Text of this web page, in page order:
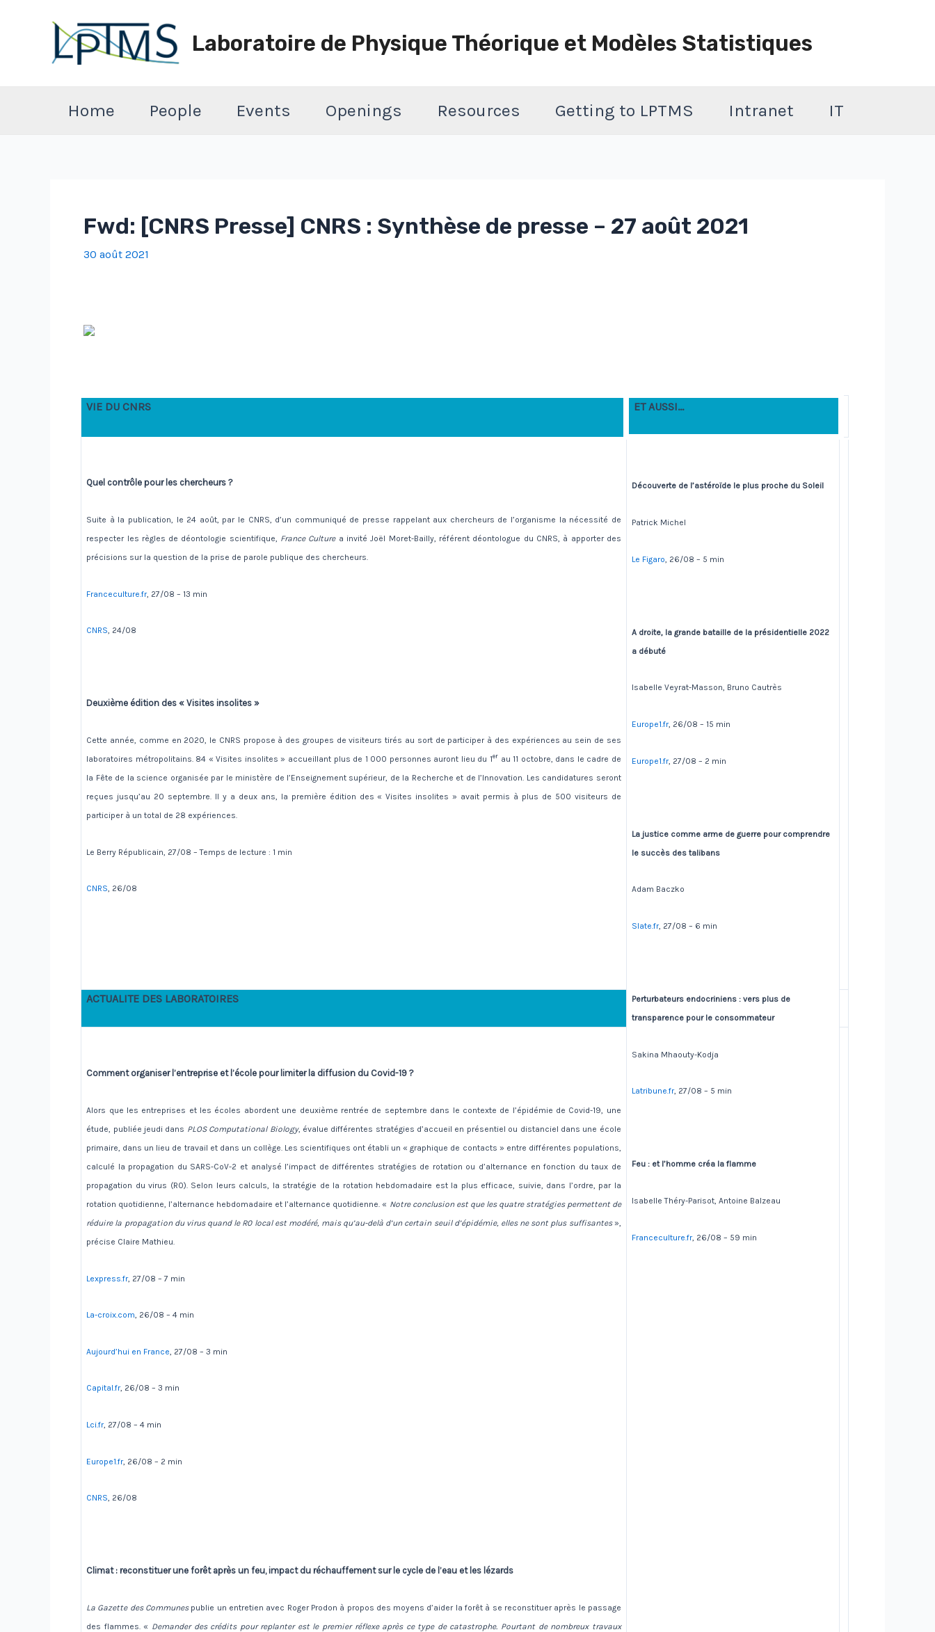
Laboratoire de Physique Théorique et Modèles Statistiques
Home People Events Openings Resources Getting to LPTMS Intranet IT
Fwd: [CNRS Presse] CNRS : Synthèse de presse – 27 août 2021
30 août 2021
VIE DU CNRS ET AUSSI…
Quel contrôle pour les chercheurs ?
Suite à la publication, le 24 août, par le CNRS, d’un communiqué de presse rappelant aux chercheurs de l’organisme la nécessité de
respecter les règles de déontologie scientifique, France Culturea invité Joël Moret-Bailly, référent déontologue du CNRS, à apporter des
précisions sur la question de la prise de parole publique des chercheurs.
Franceculture.fr, 27/08 – 13 min
CNRS, 24/08
Deuxième édition des « Visites insolites »
Cette année, comme en 2020, le CNRS propose à des groupes de visiteurs tirés au sort de participer à des expériences au sein de ses
laboratoires métropolitains. 84 « Visites insolites » accueillant plus de 1 000 personnes auront lieu du 1er au 11 octobre, dans le cadre de
la Fête de la science organisée par le ministère de l’Enseignement supérieur, de la Recherche et de l’Innovation. Les candidatures seront
reçues jusqu’au 20 septembre. Il y a deux ans, la première édition des « Visites insolites » avait permis à plus de 500 visiteurs de
participer à un total de 28 expériences.
Le Berry Républicain, 27/08 – Temps de lecture : 1 min
CNRS, 26/08
Découverte de l’astéroïde le plus proche du Soleil
Patrick Michel
Le Figaro , 26/08 – 5 min
A droite, la grande bataille de la présidentielle 2022
a débuté
Isabelle Veyrat-Masson, Bruno Cautrès
Europe1.fr, 26/08 – 15 min
Europe1.fr, 27/08 – 2 min
La justice comme arme de guerre pour comprendre
le succès des talibans
Adam Baczko
Slate.fr, 27/08 – 6 min
Perturbateurs endocriniens : vers plus de
transparence pour le consommateur
Sakina Mhaouty-Kodja
Latribune.fr, 27/08 – 5 min
Feu : et l’homme créa la flamme
Isabelle Théry-Parisot, Antoine Balzeau
Franceculture.fr, 26/08 – 59 min
ACTUALITE DES LABORATOIRES
Comment organiser l’entreprise et l’école pour limiter la diffusion du Covid-19 ?
Alors que les entreprises et les écoles abordent une deuxième rentrée de septembre dans le contexte de l’épidémie de Covid-19, une
étude, publiée jeudi dans PLOS Computational Biology, évalue différentes stratégies d’accueil en présentiel ou distanciel dans une école
primaire, dans un lieu de travail et dans un collège. Les scientifiques ont établi un « graphique de contacts » entre différentes populations,
calculé la propagation du SARS-CoV-2 et analysé l’impact de différentes stratégies de rotation ou d’alternance en fonction du taux de
propagation du virus (R0). Selon leurs calculs, la stratégie de la rotation hebdomadaire est la plus efficace, suivie, dans l’ordre, par la
rotation quotidienne, l’alternance hebdomadaire et l’alternance quotidienne. « Notre conclusion est que les quatre stratégies permettent de
réduire la propagation du virus quand le R0 local est modéré, mais qu’au-delà d’un certain seuil d’épidémie, elles ne sont plus suffisantes»,
précise Claire Mathieu.
Lexpress.fr, 27/08 – 7 min
La-croix.com, 26/08 – 4 min
Aujourd’hui en France , 27/08 – 3 min
Capital.fr, 26/08 – 3 min
Lci.fr, 27/08 – 4 min
Europe1.fr, 26/08 – 2 min
CNRS, 26/08
Climat : reconstituer une forêt après un feu, impact du réchauffement sur le cycle de l’eau et les lézards
La Gazette des Communespublie un entretien avec Roger Prodon à propos des moyens d’aider la forêt à se reconstituer après le passage
des flammes. « Demander des crédits pour replanter est le premier réflexe après ce type de catastrophe. Pourtant de nombreux travaux